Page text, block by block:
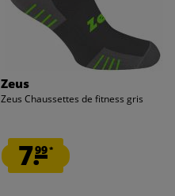
Zeus
Zeus Chaussettes de fitness gris
7.99*